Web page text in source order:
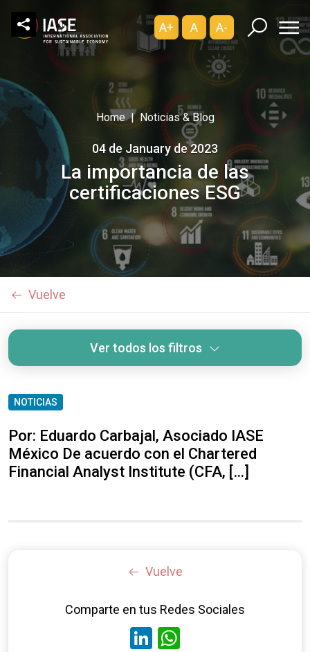
A+ A A-
Home Noticias & Blog
04 de January de 2023
La importancia de las
certificaciones ESG
Vuelve
Ver todos los filtros
NOTICIAS
Por: Eduardo Carbajal, Asociado IASE
México De acuerdo con el Chartered
Financial Analyst Institute (CFA, […]
Vuelve
Comparte en tus Redes Sociales
LinkedIn